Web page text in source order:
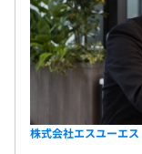
株式会社エスユーエス